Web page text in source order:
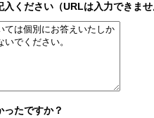
ください（URLは入力できませ
たですか？